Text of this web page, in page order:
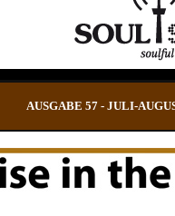
AUSGABE 57 - JULI-